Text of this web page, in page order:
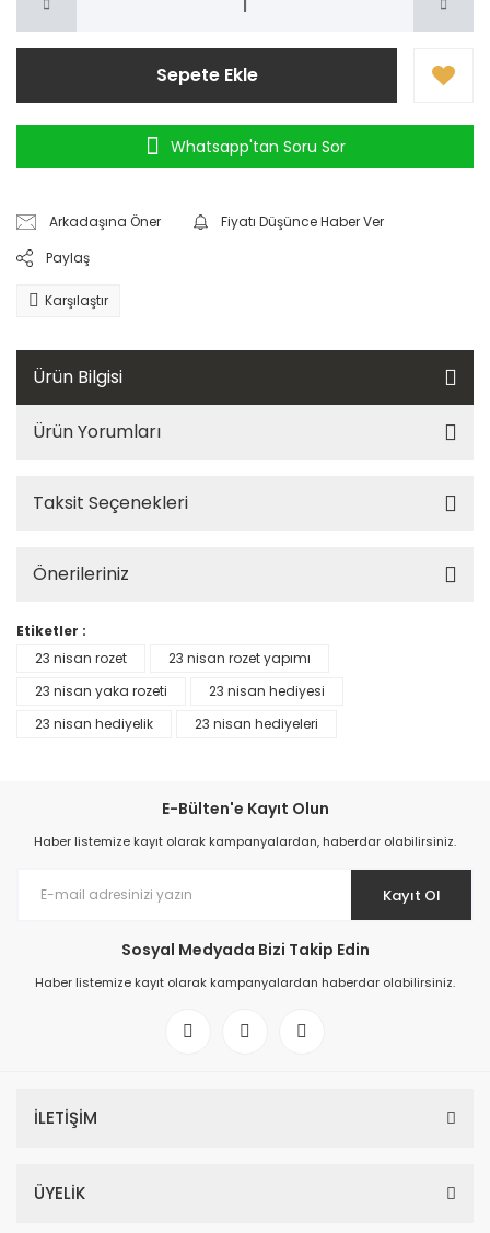
Sepete Ekle
Whatsapp'tan Soru Sor
Arkadaşına Öner
Fiyatı Düşünce Haber Ver
Paylaş
Karşılaştır
Ürün Bilgisi
Ürün Yorumları
Taksit Seçenekleri
Önerileriniz
Etiketler :
23 nisan rozet
23 nisan rozet yapımı
23 nisan yaka rozeti
23 nisan hediyesi
23 nisan hediyelik
23 nisan hediyeleri
E-Bülten'e Kayıt Olun
Haber listemize kayıt olarak kampanyalardan, haberdar olabilirsiniz.
Kayıt Ol
Sosyal Medyada Bizi Takip Edin
Haber listemize kayıt olarak kampanyalardan haberdar olabilirsiniz.
İLETİŞİM
ÜYELİK